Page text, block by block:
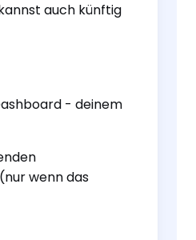
auch künftig
- deinem
wenn das